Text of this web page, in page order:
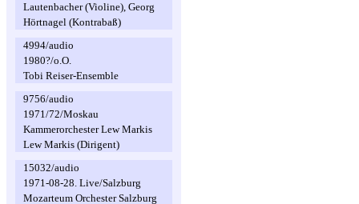
Lautenbacher (Violine), Georg
Hörtnagel (Kontrabaß)
4994/audio
1980?/o.O.
Tobi Reiser-Ensemble
9756/audio
1971/72/Moskau
Kammerorchester Lew Markis
Lew Markis (Dirigent)
15032/audio
1971-08-28. Live/Salzburg
Mozarteum Orchester Salzburg